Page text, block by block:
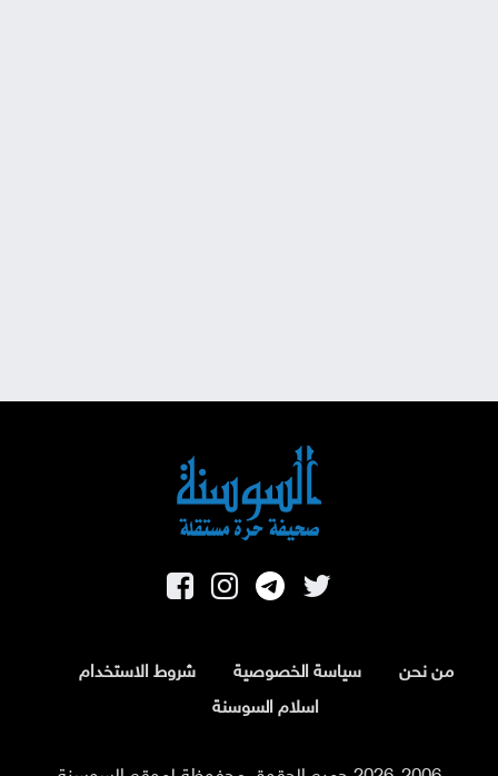
من نحن سياسة الخصوصية
شروط الاستخدام
اسلام السوسنة